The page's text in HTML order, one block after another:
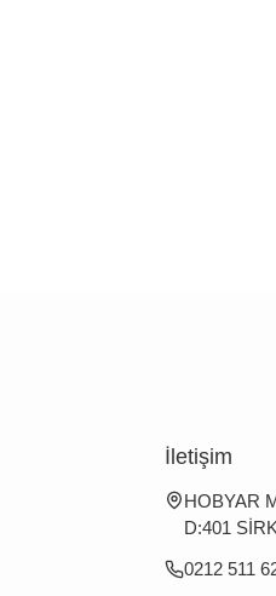
İletişim
HOBYAR
D:401
0212 511